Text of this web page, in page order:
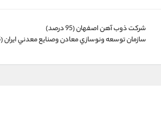
شركت ذوب آهن اصفهان (95 درصد)
سازمان توسعه ونوسازي معادن وصنايع معدني ايران (5 درصد)